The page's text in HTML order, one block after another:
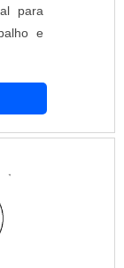
para
e